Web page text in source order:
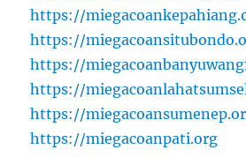
https://
https://
https://
https://
https://
https://miegacoanpati.org